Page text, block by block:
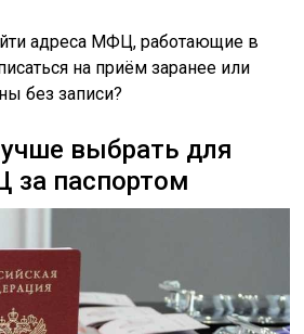
адреса МФЦ, работающие в
на приём заранее или
без записи?
выбрать для
за паспортом